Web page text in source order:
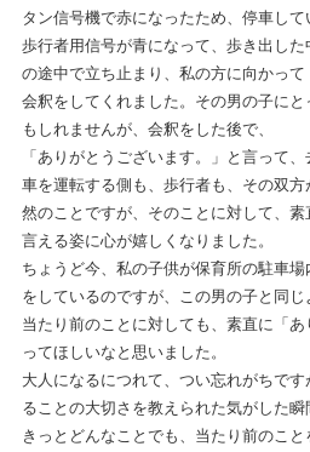
タン信号機で赤になったため、停車して
歩行者用信号が青になって、歩き出し
の途中で立ち止まり、私の方に向かって
会釈をしてくれました。その男の子に
もしれませんが、会釈をした後で、
「ありがとうございます。」と言って、
車を運転する側も、歩行者も、その双
然のことですが、そのことに対して、素
言える姿に心が嬉しくなりました。
ちょうど今、私の子供が保育所の駐車
をしているのですが、この男の子と同じ
当たり前のことに対しても、素直に「
ってほしいなと思いました。
大人になるにつれて、つい忘れがちで
ることの大切さを教えられた気がした瞬
きっとどんなことでも、当たり前のこ